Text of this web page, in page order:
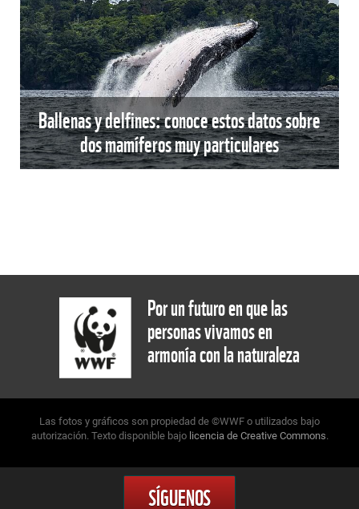
Ballenas y delfines: conoce estos datos sobre
dos mamíferos muy particulares
Por un futuro en que las
personas vivamos en
armonía con la naturaleza
Las fotos y gráficos son propiedad de ©WWF o utilizados bajo
autorización. Texto disponible bajo licencia de Creative Commons.
SÍGUENOS